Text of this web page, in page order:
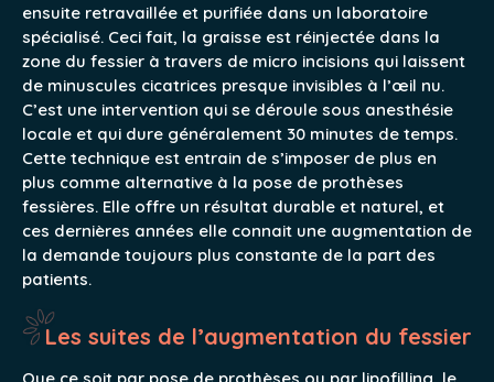
ensuite retravaillée et purifiée dans un laboratoire
spécialisé. Ceci fait, la graisse est réinjectée dans la
zone du fessier à travers de micro incisions qui laissent
de minuscules cicatrices presque invisibles à l’œil nu.
C’est une intervention qui se déroule sous anesthésie
locale et qui dure généralement 30 minutes de temps.
Cette technique est entrain de s’imposer de plus en
plus comme alternative à la pose de prothèses
fessières. Elle offre un résultat durable et naturel, et
ces dernières années elle connait une augmentation de
la demande toujours plus constante de la part des
patients.
Les suites de l’augmentation du fessier
Que ce soit par pose de prothèses ou par lipofilling, le